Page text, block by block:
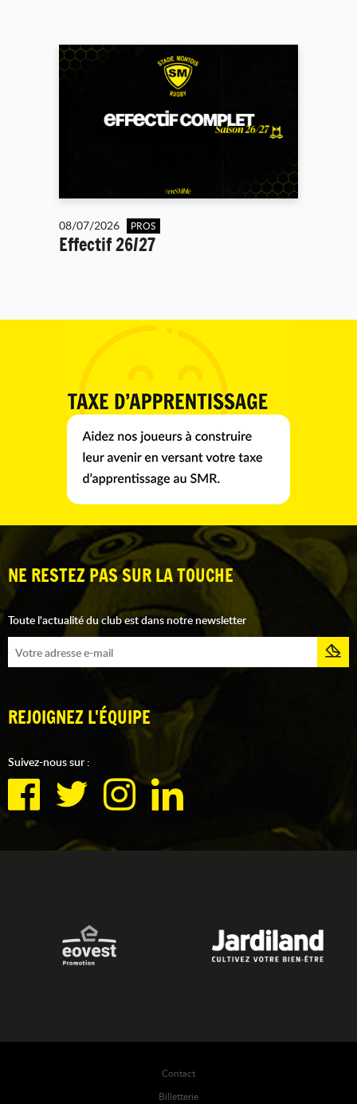
08/07/2026 PROS
Effectif 26/27
NE RESTEZ PAS SUR LA TOUCHE
Toute l'actualité du club est dans notre newsletter
REJOIGNEZ L'ÉQUIPE
Suivez-nous sur :
Contact
Billetterie